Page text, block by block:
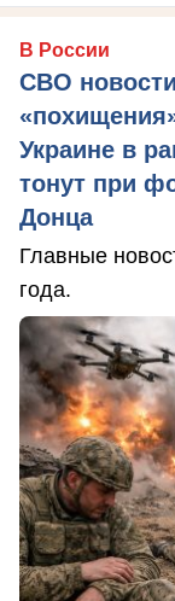
В России
СВО
Украине в
тонут при
Донца
Главные
года.